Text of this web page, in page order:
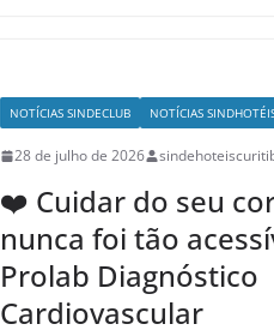
NOTÍCIAS SINDECLUB NOTÍCIAS
28 de julho de 2026
❤️ Cuidar do seu
nunca foi tão
Prolab Diagnóstico
Cardiovascular